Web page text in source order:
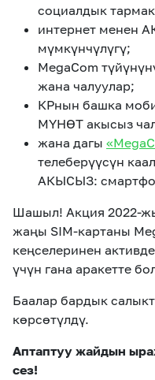
социалдык
интернет менен
мүмкүнчүлүгү;
MegaCom
жана чалуулар;
КРнын башка
МҮНӨТ акысыз
жана дагы
телеберүүсүн
АКЫСЫЗ:
Шашыл! Акция 2022-
жаңы SIM-картаны
кеңселеринен
үчүн гана аракетте
Баалар бардык
көрсөтүлдү.
Аптаптуу жайдын
сез!